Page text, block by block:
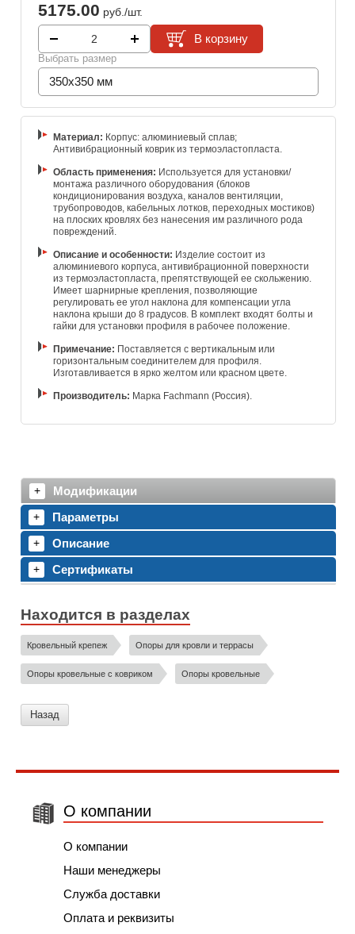
5175.00 руб./шт.
Выбрать размер
350x350 мм
В корзину
Материал: Корпус: алюминиевый сплав;
Антивибрационный коврик из термоэластопласта.
Область применения: Используется для установки/
монтажа различного оборудования (блоков
кондиционирования воздуха, каналов вентиляции,
трубопроводов, кабельных лотков, переходных мостиков)
на плоских кровлях без нанесения им различного рода
повреждений.
Описание и особенности: Изделие состоит из
алюминиевого корпуса, антивибрационной поверхности
из термоэластопласта, препятствующей ее скольжению.
Имеет шарнирные крепления, позволяющие
регулировать ее угол наклона для компенсации угла
наклона крыши до 8 градусов. В комплект входят болты и
гайки для установки профиля в рабочее положение.
Примечание: Поставляется с вертикальным или
горизонтальным соединителем для профиля.
Изготавливается в ярко желтом или красном цвете.
Производитель: Марка Fachmann (Россия).
Модификации
Параметры
Описание
Сертификаты
Находится в разделах
Кровельный крепеж Опоры для кровли и террасы
Опоры кровельные с ковриком Опоры кровельные
Назад
О компании
О компании
Наши менеджеры
Служба доставки
Оплата и реквизиты